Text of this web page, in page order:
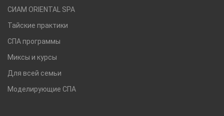
СИАМ ORIENTAL SPA
Тайские практики
СПА программы
Миксы и курсы
Для всей семьи
Моделирующие СПА